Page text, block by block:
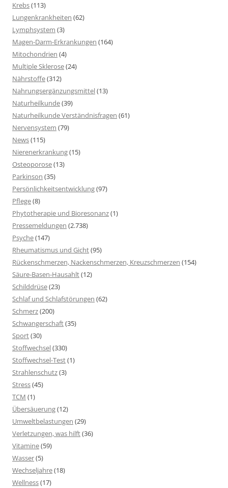
Krebs(113)
Lungenkrankheiten (62)
Lymphsystem (3)
Magen-Darm-Erkrankungen (164)
Mitochondrien (4)
Multiple Sklerose(24)
Nährstoffe(312)
Nahrungsergänzungsmittel(13)
Naturheilkunde(39)
Naturheilkunde Verständnisfragen (61)
Nervensystem (79)
News(115)
Nierenerkrankung(15)
Osteoporose(13)
Parkinson (35)
Persönlichkeitsentwicklung(97)
Pflege(8)
Phytotherapie und Bioresonanz(1)
Pressemeldungen (2.738)
Psyche(147)
Rheumatismus und Gicht(95)
Rückenschmerzen, Nackenschmerzen, Kreuzschmerzen (154)
Säure-Basen-Hausahlt(12)
Schilddrüse(23)
Schlaf und Schlafstörungen (62)
Schmerz(200)
Schwangerschaft(35)
Sport(30)
Stoffwechsel(330)
Stoffwechsel-Test(1)
Strahlenschutz(3)
Stress(45)
TCM (1)
Übersäuerung(12)
Umweltbelastungen (29)
Verletzungen, was hilft(36)
Vitamine(59)
Wasser(5)
Wechseljahre(18)
Wellness(17)